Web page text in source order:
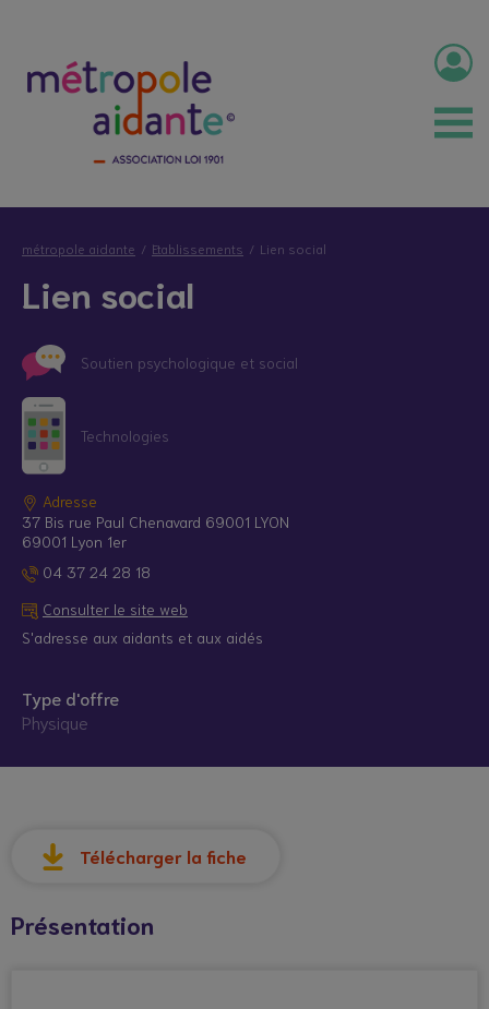
métropole aidante Etablissements Lien social
Lien social
Soutien psychologique et social
Technologies
Adresse
37 Bis rue Paul Chenavard 69001 LYON
69001 Lyon 1er
04 37 24 28 18
Consulter le site web
S'adresse aux aidants et aux aidés
Type d'offre
Physique
Télécharger la fiche
Présentation